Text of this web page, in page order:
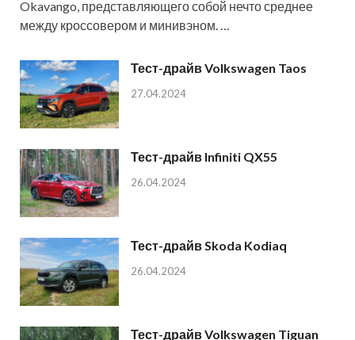
Okavango, представляющего собой нечто среднее
между кроссовером и минивэном. …
Тест-драйв Volkswagen Taos
27.04.2024
Тест-драйв Infiniti QX55
26.04.2024
Тест-драйв Skoda Kodiaq
26.04.2024
Тест-драйв Volkswagen Tiguan